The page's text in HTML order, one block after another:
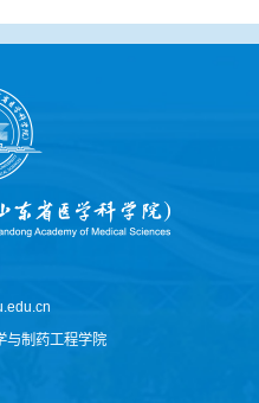
与制药工程学院